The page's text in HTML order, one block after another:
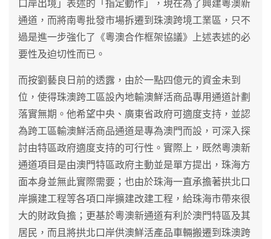
口岸出境」表述的「指定動作」，現在為了興建粵澳新
通道，而將南粵批發市場拆遷到珠澳跨境工業區，只不
過是進一步強化了《粵澳合作框架協議》上述表述的必
要性及迫切性而已。
而按劉藝良日前的透露，由於一點四億元的資金未到
位，使得珠澳跨工區設內地輸澳鮮活商品專用通道計劃
落實無期。他希望中央、廣東省政府可適度支持，並認
為跨工區輸澳鮮活商品通道是專為澳門而設，可深入探
討由特區政府適度支持的可行性。實際上，既然粵澳新
通道項目是由澳門特區政府主動並是單方提出，珠海方
面本身並無此實際需要；也由於珠海一直承擔著拱北口
岸擴建工程等各項口岸擴建改建工程，給珠海市帶來很
大的財政負擔；更基於粵澳新通道有利於澳門特區及其
居民，而且將拱北口岸供澳鮮活產品車輛搬遷到珠澳跨